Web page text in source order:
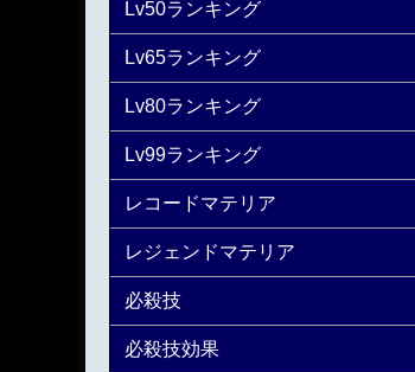
Lv50ランキング
Lv65ランキング
Lv80ランキング
Lv99ランキング
レコードマテリア
レジェンドマテリア
必殺技
必殺技効果